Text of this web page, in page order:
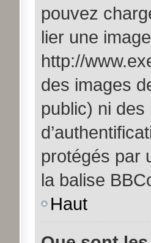
pouvez
lier une
http://
des images
public) ni
protégés par
la balise
Haut